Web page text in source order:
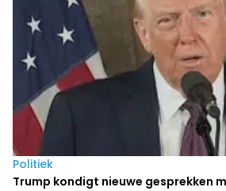
Politiek
Trump kondigt nieuwe gesprekken